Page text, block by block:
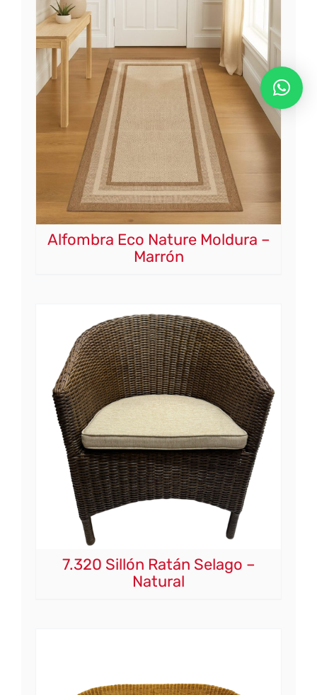
Alfombra Eco Nature Moldura –
Marrón
7.320 Sillón Ratán Selago –
Natural